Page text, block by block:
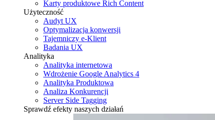
Karty produktowe Rich Content
Użyteczność
Audyt UX
Optymalizacja konwersji
Tajemniczy e-Klient
Badania UX
Analityka
Analityka internetowa
Wdrożenie Google Analytics 4
Analityka Produktowa
Analiza Konkurencji
Server Side Tagging
Sprawdź efekty naszych działań